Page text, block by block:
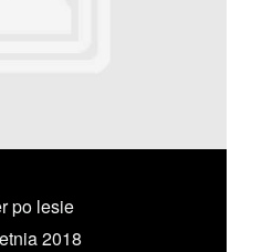
po lesie
2018
ZE MNĄ →